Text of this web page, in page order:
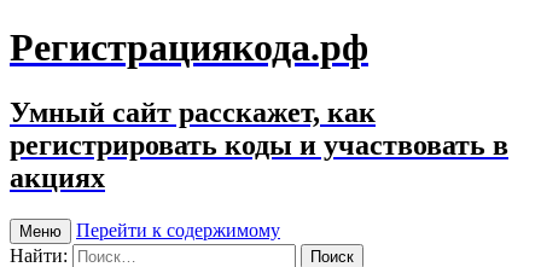
Регистрациякода.рф
Умный сайт расскажет, как
регистрировать коды и участвовать в
акциях
Меню
Перейти к содержимому
Найти: